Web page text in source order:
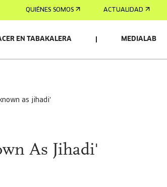
QUIÉNES SOMOS ACTUALIDAD
EN TABAKALERA MEDIALAB
as jihadi'
As Jihadi'